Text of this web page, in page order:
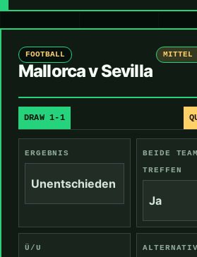
FOOTBALL MITTEL
Mallorca v Sevilla
DRAW 1-1
ERGEBNIS
Unentschieden
BEIDE
TREFFEN
Ja
Ü/U